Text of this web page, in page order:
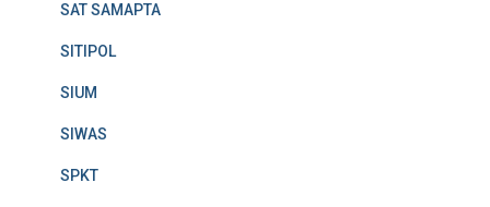
SAT SAMAPTA
SITIPOL
SIUM
SIWAS
SPKT